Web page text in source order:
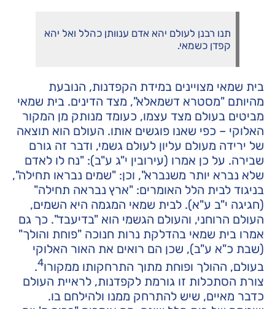
תנו רבנן לעולם יהא אדם ענוותן כהלל ואל יהא
קפדן כשמאי.
בית שמאי מצויינים במידת הקפדנות, הנובעת
מהיותם "מסטרא דשמאלא", מצד הדינים. בית שמאי
מביטים בעולם מצד עצמו, כעומד מנותק מן המקור
האלוקי – כפי שאנו פוגשים אותו. העולם הוא תוצאה
של ירידה מעולם עליון לעולם גשמי, ודבר זה גורם
שבירה. על כן אמרו (עירובין י"ג ע"ב): "נח לו לאדם
שלא נברא יותר משנברא", וכן: "שמים נבראו תחילה",
בניגוד לבית הלל האומרים: "ארץ נבראה תחילה"
(חגיגה י"ב ע"א). לבית שמאי המגמה היא השמים,
העולם הרוחני, והעולם הגשמי הוא "בדיעבד". כך גם
אמרו בית שמאי בהדלקת נרות חנוכה "פוחת והולך"
(שבת כ"א ע"ב), שכן הם רואים את האור האלוקי
בעולם, ההולך ופוחת מתוך התרחקותו ממקורו4
.
צורת הסתכלות זו גורמת לקפדנות, לראיית העולם
כדבר מאיים, שיש להתרחק ממנו ולהילחם בו.